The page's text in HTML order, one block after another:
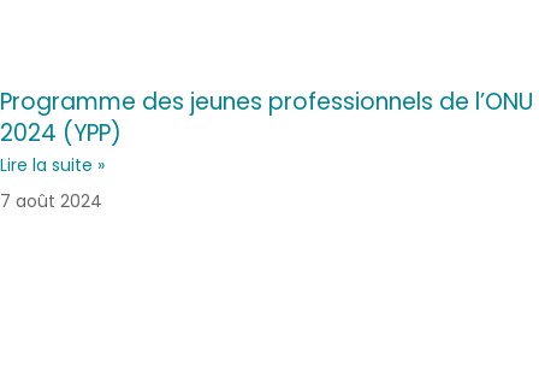
Programme des jeunes professionnels de l’ONU
2024 (YPP)
Lire la suite »
7 août 2024